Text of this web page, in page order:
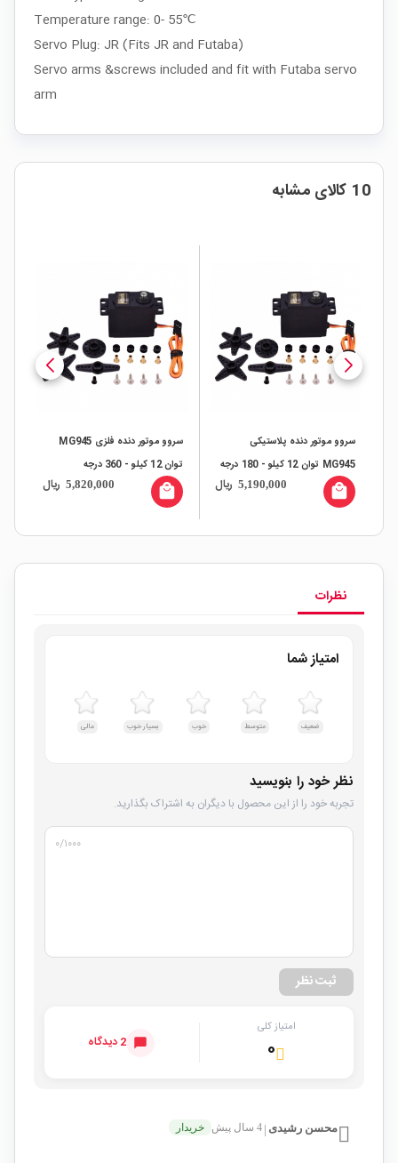
Temperature range: 0- 55℃
Servo Plug: JR (Fits JR and Futaba)
Servo arms &screws included and fit with Futaba servo
arm
10 کالای مشابه
سروو موتور دنده پلاستیکی
MG945 توان 12 کیلو - 180 درجه
5,190,000 ریال local_mall
سروو موتور دنده فلزی MG945
توان 12 کیلو - 360 درجه
5,820,000 ریال local_mall
نظرات
امتیاز شما
ضعیف متوسط خوب بسیار خوب عالی
نظر خود را بنویسید
تجربه خود را از این محصول با دیگران به اشتراک بگذارید.
۰/۱۰۰۰
ثبت نظر
امتیاز کلی
۰ 2 دیدگاه
محسن رشیدی 4 سال پیش خریدار